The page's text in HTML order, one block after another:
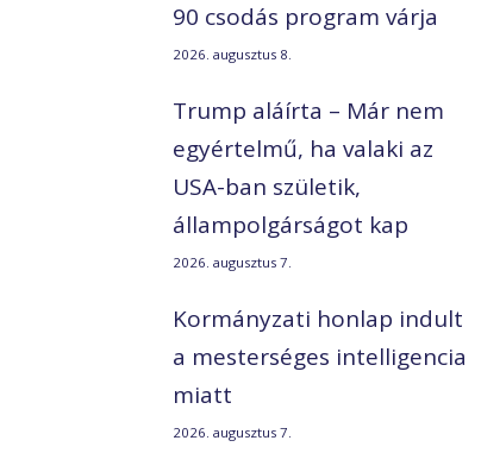
90 csodás program várja
2026. augusztus 8.
Trump aláírta – Már nem
egyértelmű, ha valaki az
USA-ban születik,
állampolgárságot kap
2026. augusztus 7.
Kormányzati honlap indult
a mesterséges intelligencia
miatt
2026. augusztus 7.